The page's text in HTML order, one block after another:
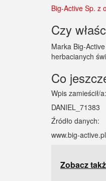
Big-Active Sp. z
Czy
Marka Big-
herbacianych
Co
Wpis zamieścił/a:
DANIEL_71383
Źródło danych:
www.big-active.pl
Zobacz